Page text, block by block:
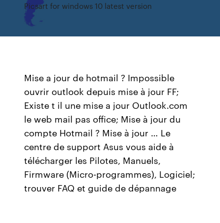
Picsart for windows 10 latest version
Mise a jour de hotmail ? Impossible
ouvrir outlook depuis mise à jour FF;
Existe t il une mise a jour Outlook.com
le web mail pas office; Mise à jour du
compte Hotmail ? Mise à jour … Le
centre de support Asus vous aide à
télécharger les Pilotes, Manuels,
Firmware (Micro-programmes), Logiciel;
trouver FAQ et guide de dépannage